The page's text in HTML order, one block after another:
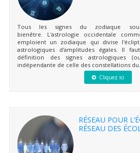
Tous les signes du zodiaque
bienêtre. L'astrologie occidentale
emploient un zodiaque qui divise
astrologiques d'amplitudes égales. Il
définition des signes astrologiques
indépendante de celle des constellations
Cliquez ici
RÉSEAU POUR
RÉSEAU DES